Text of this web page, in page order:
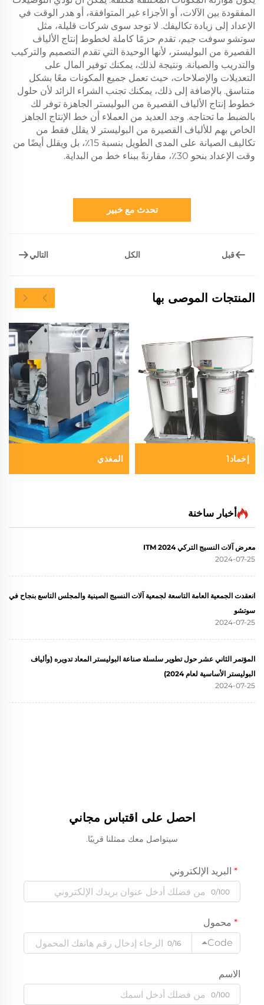
المفقودة بين الآلات، أو الأجزاء غير المتوافقة، أو هدر الوقت في
الإعداد إلى زيادة تكاليفك. لا توجد سوى شركات قليلة، مثل
سوتشو سوفت جيم، تقدم حزمًا كاملة لخطوط إنتاج الألياف
القصيرة من البوليستر، لأنها الوحيدة التي تقدم التصميم والتركيب
والتدريب والصيانة. ونتيجة لذلك، يمكنك توفير المال على
التعديلات والإصلاحات، حيث تعمل جميع المكونات معًا بشكل
متناسق. بالإضافة إلى ذلك، يمكنك تجنب الشراء الزائد لأن حلول
خطوط إنتاج الألياف القصيرة من البوليستر الجاهزة توفر لك
بالضبط ما تحتاجه. وجد العديد من العملاء أن خط الإنتاج الجاهز
الخاص بهم للألياف القصيرة من البوليستر لا يقلل فقط من
تكاليف الصيانة على المدى الطويل بنسبة 15٪، بل ويقلل أيضًا من
وقت الإعداد بنحو 30٪، مقارنةً ببناء خط من البداية.
تحدث مع خبير
قبل الكل التالي
المنتجات الموصى بها
إخماد1 المغذي
أخبار ساخنة
معرض آلات النسيج التركي ITM 2024
2024-07-25
انعقدت الجمعية العامة التاسعة لجمعية آلات النسيج الصينية والمجلس التاسع بنجاح في
سوتشو
2024-07-25
المؤتمر الثاني عشر حول تطوير سلسلة صناعة البوليستر المعاد تدويره (وألياف
البوليستر الأساسية لعام 2024)
2024-07-25
احصل على اقتباس مجاني
سيتواصل معك ممثلنا قريبًا.
البريد الإلكتروني
0/100
محمول
Code
0/16
الاسم
0/100